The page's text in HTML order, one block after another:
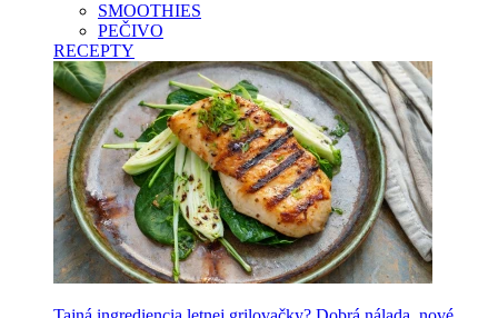
SMOOTHIES
PEČIVO
RECEPTY